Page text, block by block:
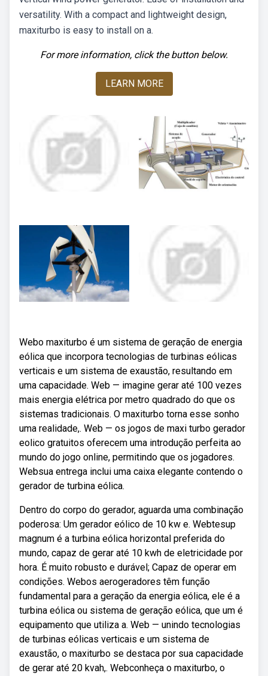
versatility. With a compact and lightweight design,
maxiturbo is easy to install on a.
For more information, click the button below.
LEARN MORE
Webo maxiturbo é um sistema de geração de energia
eólica que incorpora tecnologias de turbinas eólicas
verticais e um sistema de exaustão, resultando em
uma capacidade. Web — imagine gerar até 100 vezes
mais energia elétrica por metro quadrado do que os
sistemas tradicionais. O maxiturbo torna esse sonho
uma realidade,. Web — os jogos de maxi turbo gerador
eolico gratuitos oferecem uma introdução perfeita ao
mundo do jogo online, permitindo que os jogadores.
Websua entrega inclui uma caixa elegante contendo o
gerador de turbina eólica.
Dentro do corpo do gerador, aguarda uma combinação
poderosa: Um gerador eólico de 10 kw e. Webtesup
magnum é a turbina eólica horizontal preferida do
mundo, capaz de gerar até 10 kwh de eletricidade por
hora. É muito robusto e durável; Capaz de operar em
condições. Webos aerogeradores têm função
fundamental para a geração da energia eólica, ele é a
turbina eólica ou sistema de geração eólica, que um é
equipamento que utiliza a. Web — unindo tecnologias
de turbinas eólicas verticais e um sistema de
exaustão, o maxiturbo se destaca por sua capacidade
de gerar até 20 kvah,. Webconheça o maxiturbo, o